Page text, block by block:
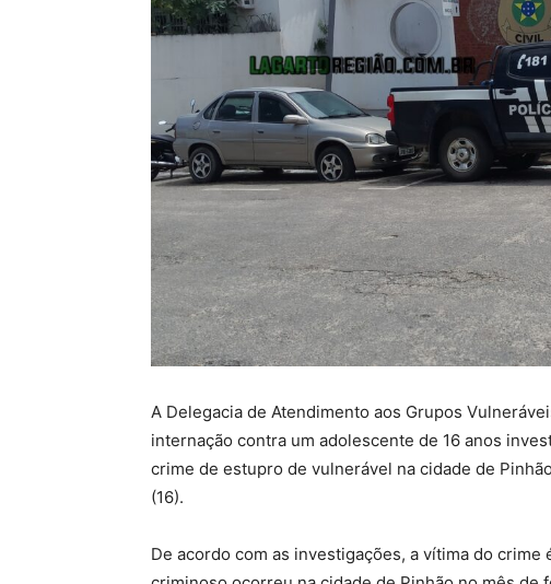
A Delegacia de Atendimento aos Grupos
internação contra um adolescente de 16 anos
crime de estupro de vulnerável na cidade de
(16).
De acordo com as investigações, a vítima do crime